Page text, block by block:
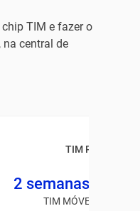
TIM e fazer o
na central de
TIM Pré TOP
2 semanas 2 GB
TIM MÓVEL PRÉ-